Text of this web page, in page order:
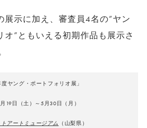
展示に加え、審査員4名の”ヤン
オ”ともいえる初期作品も展示さ
度ヤング・ポートフォリオ展」
19日（土）～5月30日（月）
アートミュージアム （山梨県）